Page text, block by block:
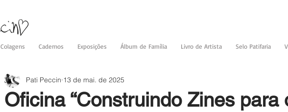
Colagens Cadernos Exposições Álbum de Família Livro de Artista Selo Patifaria
Oficina “Construindo Zines para
Pati Peccin 13 de mai. de 2025